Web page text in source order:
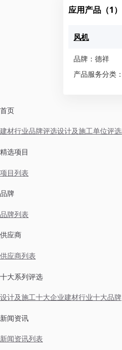
应用产品（1）
风机
品牌：德祥
产品服务分类
首页
建材行业品牌评选设计及施工单位评选
精选项目
项目列表
品牌
品牌列表
供应商
供应商列表
十大系列评选
设计及施工十大企业建材行业十大品牌
新闻资讯
新闻资讯列表